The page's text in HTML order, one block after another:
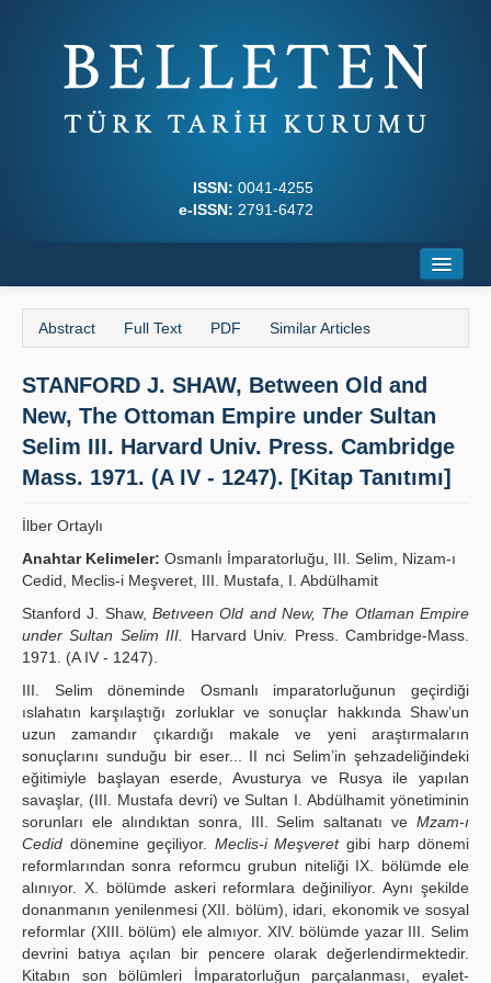
ISSN: 0041-4255
e-ISSN: 2791-6472
About
Journal Boards
Writing Rules
Principles
Publication Policies
Guidelines
Contact Us
Abstract Full Text PDF Similar Articles
STANFORD J. SHAW, Between Old and
New, The Ottoman Empire under Sultan
Selim III. Harvard Univ. Press. Cambridge
Mass. 1971. (A IV - 1247). [Kitap Tanıtımı]
İlber Ortaylı
Anahtar Kelimeler: Osmanlı İmparatorluğu, III. Selim, Nizam-ı
Cedid, Meclis-i Meşveret, III. Mustafa, I. Abdülhamit
Stanford J. Shaw, Betıveen Old and New, The Otlaman Empire
under Sultan Selim III.
Harvard Univ. Press. Cambridge-Mass.
1971. (A IV - 1247).
III. Selim döneminde Osmanlı imparatorluğunun geçirdiği
ıslahatın karşı­laştığı zorluklar ve sonuçlar hakkında Shaw’un
uzun zamandır çıkardığı makale ve yeni araştırmaların
sonuçlarını sunduğu bir eser... II nci Selim’in şehzade­liğindeki
eğitimiyle başlayan eserde, Avusturya ve Rusya ile yapılan
savaşlar, (III. Mustafa devri) ve Sultan I. Abdülhamit yönetiminin
sorunları ele alındıktan sonra, III. Selim saltanatı ve Mzam-ı
Cedid dönemine geçiliyor. Meclis-i Meşveretgibi harp dönemi
reformlarından sonra reformcu grubun niteliği IX. bölümde ele
alınıyor. X. bölümde askeri reformlara değiniliyor. Aynı şekilde
donanmanın yenilenmesi (XII. bölüm), idari, ekonomik ve sosyal
reformlar (XIII. bölüm) ele almıyor. XIV. bölümde yazar III. Selim
devrini batıya açılan bir pencere olarak değerlendirmektedir.
Kitabın son bölümleri İmparatorluğun parçalanması, eyalet­